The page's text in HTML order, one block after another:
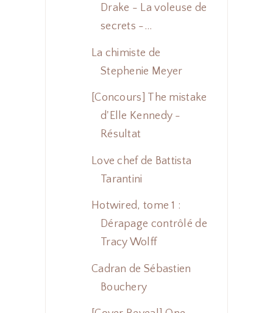
Drake - La voleuse de
secrets -...
La chimiste de
Stephenie Meyer
[Concours] The mistake
d'Elle Kennedy -
Résultat
Love chef de Battista
Tarantini
Hotwired, tome 1 :
Dérapage contrôlé de
Tracy Wolff
Cadran de Sébastien
Bouchery